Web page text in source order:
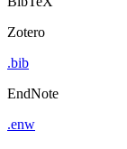
Zotero
.bib
EndNote
.enw